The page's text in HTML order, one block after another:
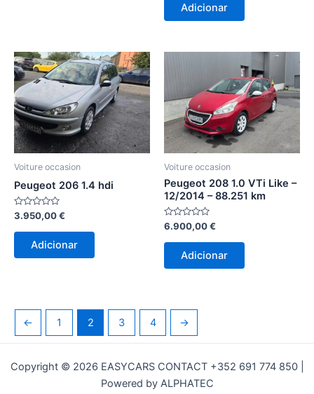
Adicionar
Voiture occasion
Peugeot 206 1.4 hdi
Avaliação
0
de
3.950,00€
Adicionar
Voiture occasion
Peugeot 208 1.0 VTi Like –
12/2014 – 88.251 km
Avaliação
0
de
6.900,00€
Adicionar
← 1 2 3 4 →
Copyright © 2026 EASYCARS CONTACT +352 691 774 850 |
Powered by ALPHATEC